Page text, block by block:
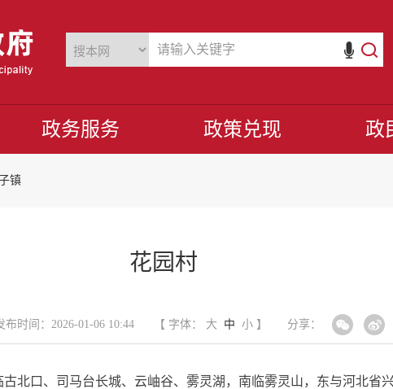
政务服务 政策兑现 政
镇
花园村
布时间：2026-01-06 10:44 【 字体： 大 中 小】 分享：
北口、司马台长城、云岫谷、雾灵湖，南临雾灵山，东与河北省